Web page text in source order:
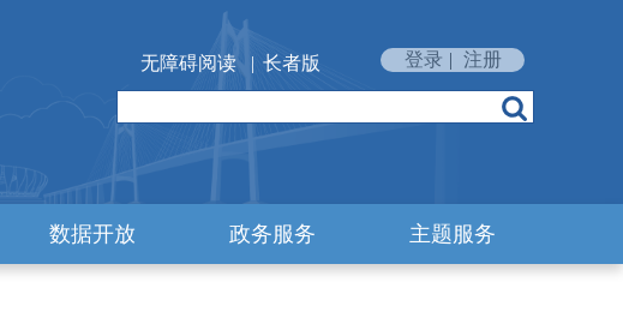
无障碍阅读 | 长者版 登录 | 注册
数据开放 政务服务 主题服务